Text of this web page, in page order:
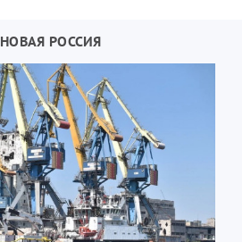
НОВАЯ РОССИЯ